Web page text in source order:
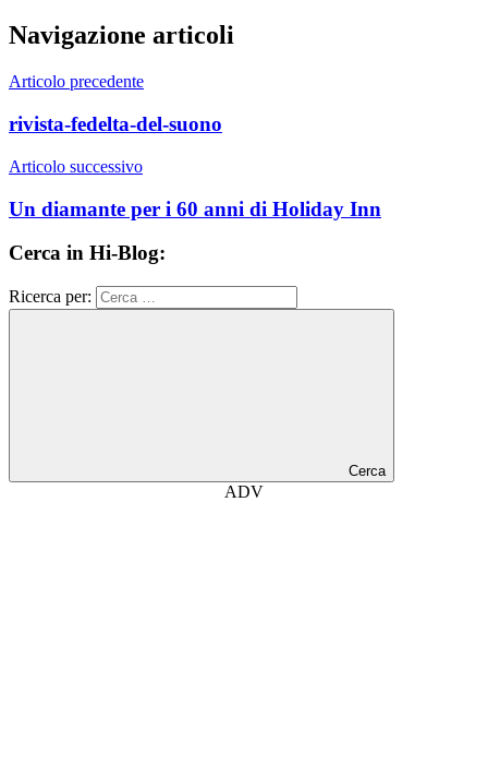
Navigazione articoli
Articolo precedente
rivista-fedelta-del-suono
Articolo successivo
Un diamante per i 60 anni di Holiday Inn
Cerca in Hi-Blog:
Ricerca per:
Cerca
ADV